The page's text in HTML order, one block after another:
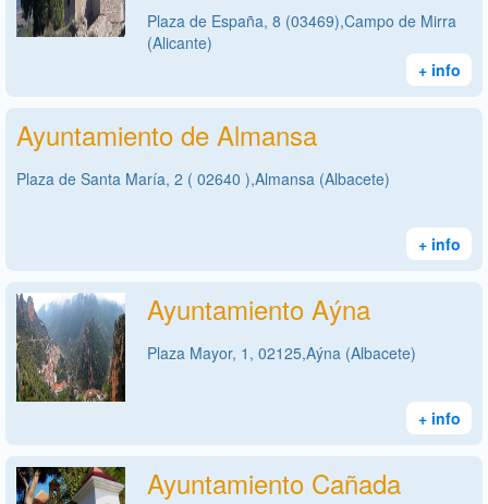
Plaza de España, 8 (03469),Campo de Mirra
(Alicante)
+ info
Ayuntamiento de Almansa
Plaza de Santa María, 2 ( 02640 ),Almansa (Albacete)
+ info
Ayuntamiento Aýna
Plaza Mayor, 1, 02125,Aýna (Albacete)
+ info
Ayuntamiento Cañada